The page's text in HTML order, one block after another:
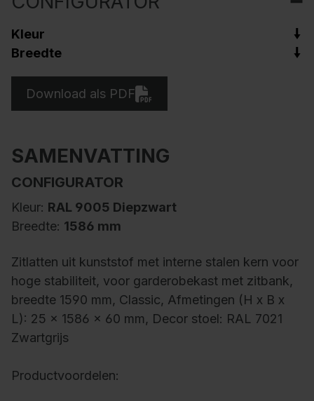
Kleur
Breedte
Download als PDF
SAMENVATTING
CONFIGURATOR
Kleur: RAL 9005 Diepzwart
Breedte: 1586 mm
Zitlatten uit kunststof met interne stalen kern voor
hoge stabiliteit, voor garderobekast met zitbank,
breedte 1590 mm, Classic, Afmetingen (H x B x
L): 25 x 1586 x 60 mm, Decor stoel: RAL 7021
Zwartgrijs
Productvoordelen: